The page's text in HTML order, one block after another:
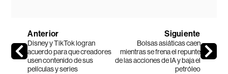
Anterior
Disney y TikTok logran
acuerdo para que creadores
usen contenido de sus
películas y series
Siguiente
Bolsas asiáticas caen
mientras se frena el repunte
de las acciones de IA y baja el
petróleo